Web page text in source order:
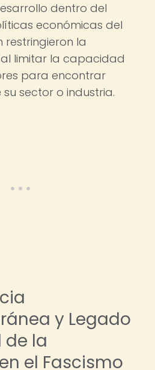
dentro del
económicas del
restringieron la
limitar la capacidad
para encontrar
sector o industria.
y Legado
de la
el Fascismo